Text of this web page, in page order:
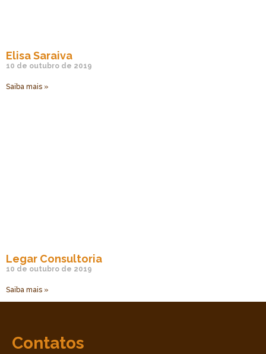
Elisa Saraiva
10 de outubro de 2019
Saiba mais »
Legar Consultoria
10 de outubro de 2019
Saiba mais »
Contatos